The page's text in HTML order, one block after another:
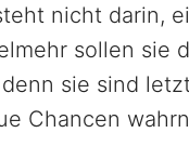
nicht darin,
sollen sie
sie sind
Chancen